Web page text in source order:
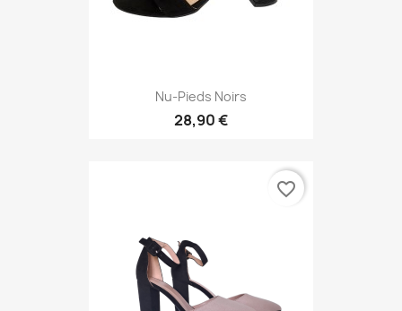
Nu-Pieds Noirs
28,90 €
favorite_border